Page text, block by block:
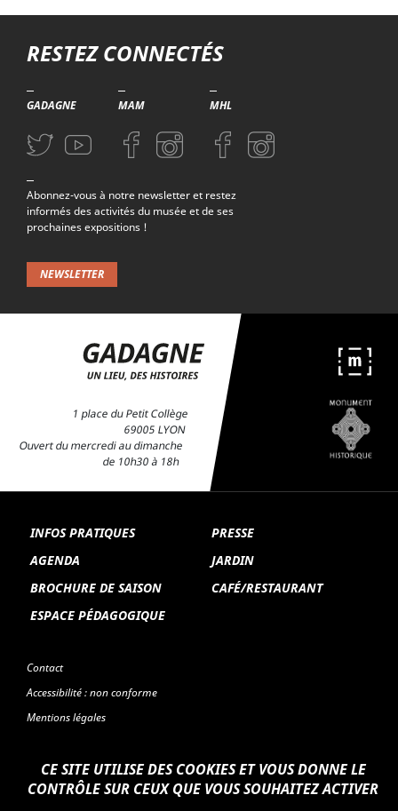
RESTEZ CONNECTÉS
GADAGNE
Aller sur la page Twitter (nouvelle fenetre)
Aller sur la page Youtube (nouvelle fenetre)
MAM
Aller sur la page Facebook (nouvelle fenetre)
Aller sur la page Instagram (nouvelle fenetre)
MHL
Aller sur la page Facebook (nouvelle
Aller sur la page Instagram
Abonnez-vous à notre newsletter et restez
informés des activités du musée et de ses
prochaines expositions !
NEWSLETTER
1 place du Petit Collège
69005 LYON
Ouvert du mercredi au dimanche
de 10h30 à 18h
INFOS PRATIQUES
AGENDA
BROCHURE DE SAISON
ESPACE PÉDAGOGIQUE
PRESSE
JARDIN
CAFÉ/RESTAURANT
Contact
Accessibilité : non conforme
Mentions légales
CE SITE UTILISE DES COOKIES ET VOUS DONNE LE
CONTRÔLE SUR CEUX QUE VOUS SOUHAITEZ ACTIVER